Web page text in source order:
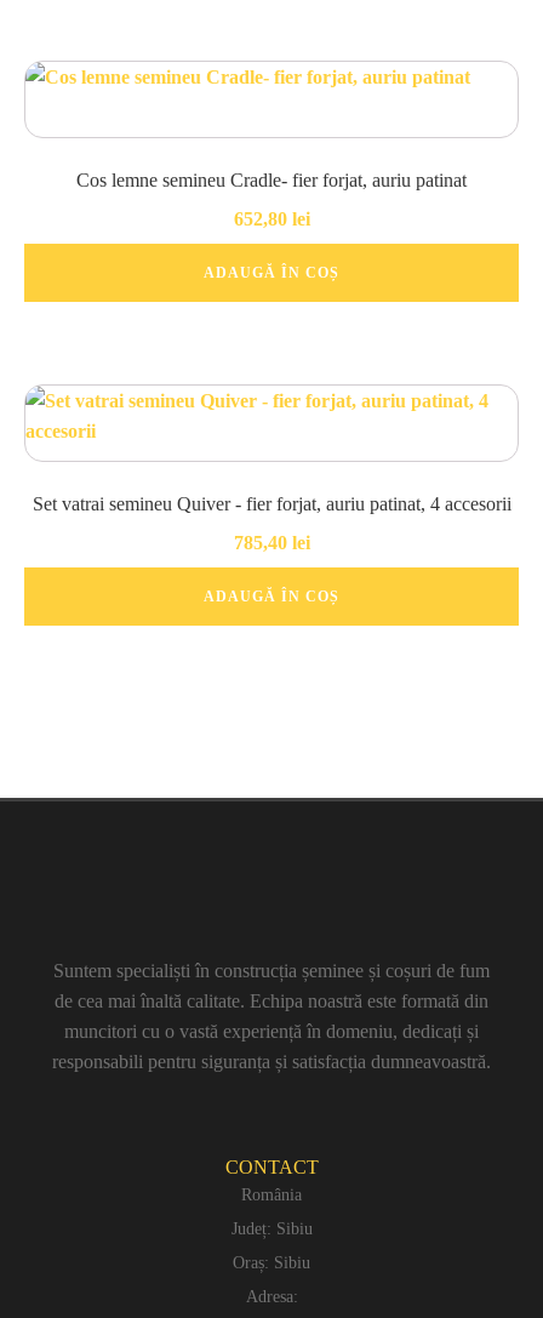
Cos lemne semineu Cradle- fier forjat, auriu patinat
652,80 lei
ADAUGĂ ÎN COȘ
Set vatrai semineu Quiver - fier forjat, auriu patinat, 4 accesorii
785,40 lei
ADAUGĂ ÎN COȘ
Suntem specialiști în construcția șeminee și coșuri de fum
de cea mai înaltă calitate. Echipa noastră este formată din
muncitori cu o vastă experiență în domeniu, dedicați și
responsabili pentru siguranța și satisfacția dumneavoastră.
CONTACT
România
Județ: Sibiu
Oraș: Sibiu
Adresa: